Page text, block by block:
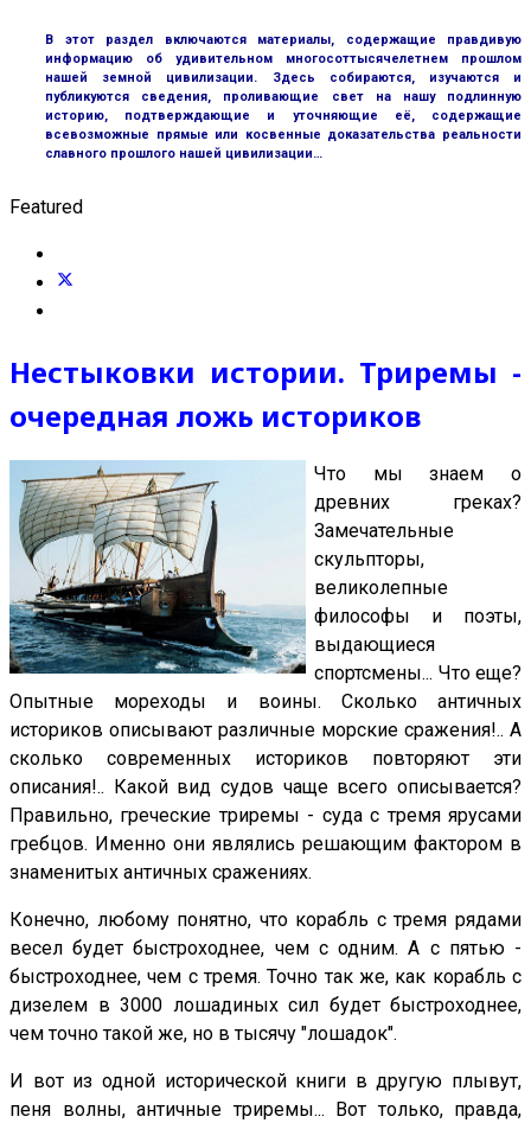
В этот раздел включаются материалы, содержащие правдивую
информацию об удивительном многосоттысячелетнем прошлом
нашей земной цивилизации. Здесь собираются, изучаются и
публикуются сведения, проливающие свет на нашу подлинную
историю, подтверждающие и уточняющие её, содержащие
всевозможные прямые или косвенные доказательства реальности
славного прошлого нашей цивилизации…
Featured
Нестыковки истории. Триремы -
очередная ложь историков
Что мы знаем о
древних греках?
Замечательные
скульпторы,
великолепные
философы и поэты,
выдающиеся
спортсмены... Что еще?
Опытные мореходы и воины. Сколько античных
историков описывают различные морские сражения!.. А
сколько современных историков повторяют эти
описания!.. Какой вид судов чаще всего описывается?
Правильно, греческие триремы - суда с тремя ярусами
гребцов. Именно они являлись решающим фактором в
знаменитых античных сражениях.
Конечно, любому понятно, что корабль с тремя рядами
весел будет быстроходнее, чем с одним. А с пятью -
быстроходнее, чем с тремя. Точно так же, как корабль с
дизелем в 3000 лошадиных сил будет быстроходнее,
чем точно такой же, но в тысячу "лошадок".
И вот из одной исторической книги в другую плывут,
пеня волны, античные триремы... Вот только, правда,